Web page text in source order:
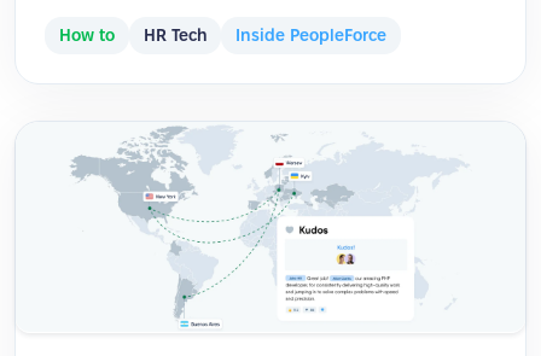
How to HR Tech Inside PeopleForce